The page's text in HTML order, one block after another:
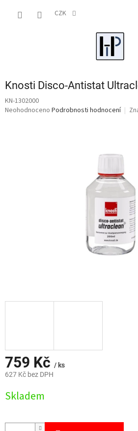
CZK
Knosti Disco-Antistat
KN-1302000
Průměrné
Neohodnoceno Podrobnosti hodnocení
759 Kč / ks
627 Kč bez DPH
cena:
Skladem